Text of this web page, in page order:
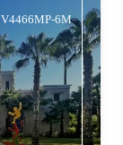
V4466MP-6M